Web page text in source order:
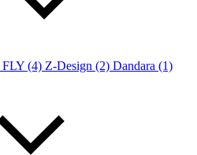
FLY (4) Z-Design (2) Dandara (1)